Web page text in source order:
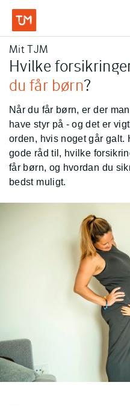
Privat
Login
TJM Forsikring – Gå til forside
Mit TJM
Hvilke
du får børn?
Når du får børn, er der
have styr på - og det er
orden, hvis noget går
gode råd til, hvilke
får børn, og hvordan du
bedst muligt.